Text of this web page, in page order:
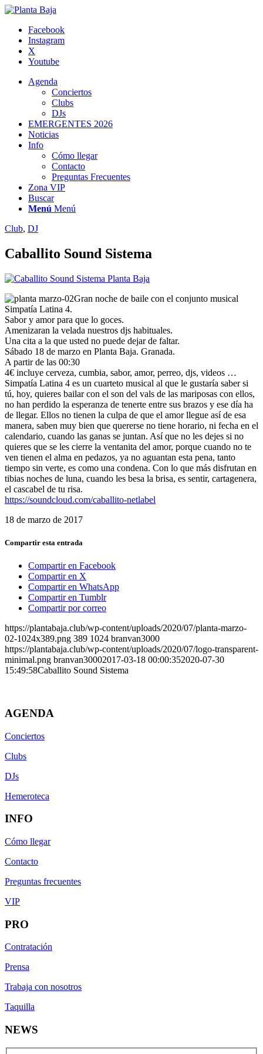
Facebook
Instagram
X
Youtube
Agenda
Conciertos
Clubs
DJs
EMERGENTES 2026
Noticias
Info
Cómo llegar
Contacto
Preguntas Frecuentes
Zona VIP
Buscar
Menú Menú
Club, DJ
Caballito Sound Sistema
Gran noche de baile con el conjunto musical
Simpatía Latina 4.
Sabor y amor para que lo goces.
Amenizaran la velada nuestros djs habituales.
Una cita a la que usted no puede dejar de faltar.
Sábado 18 de marzo en Planta Baja. Granada.
A partir de las 00:30
4€ incluye cerveza, cumbia, sabor, amor, perreo, djs, videos …
Simpatía Latina 4 es un cuarteto musical al que le gustaría saber si
tú, hoy, quieres bailar con el son del vals de las mariposas con ellos,
no han perdido la esperanza de tenerte entre sus brazos y ese día ha
de llegar. Ellos no tienen la culpa de que el amor llegue así de esa
manera, saben muy bien que quererse no tiene horario, ni fecha en el
calendario, cuando las ganas se juntan. Así que no les dejes si no
quieres que se les cierre la ventanita del amor, porque cuando no te
ven tienen el alma en pedazos, ya no aguantan esta pena, tanto
tiempo sin verte, es como una condena. Con lo que más disfrutan en
tibias noches de luna, cuando les besa la brisa, es sentir, cartagenera,
el cascabel de tu risa.
https://soundcloud.com/caballito-netlabel
18 de marzo de 2017
Compartir esta entrada
Compartir en Facebook
Compartir en X
Compartir en WhatsApp
Compartir en Tumblr
Compartir por correo
https://plantabaja.club/wp-content/uploads/2020/07/planta-marzo-
02-1024x389.png 389 1024 branvan3000
https://plantabaja.club/wp-content/uploads/2020/07/logo-transparent-
minimal.png branvan30002017-03-18 00:00:352020-07-30
15:49:58Caballito Sound Sistema
AGENDA
Conciertos
Clubs
DJs
Hemeroteca
INFO
Cómo llegar
Contacto
Preguntas frecuentes
VIP
PRO
Contratación
Prensa
Trabaja con nosotros
Taquilla
NEWS